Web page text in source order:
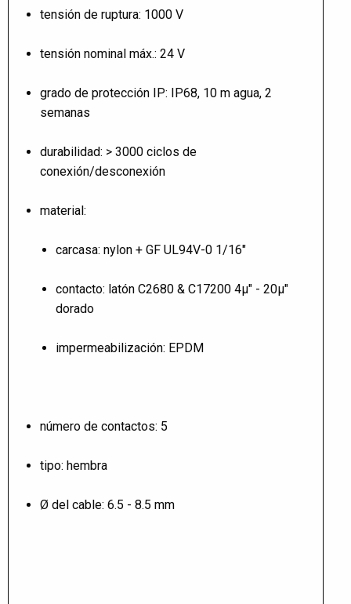
tensión de ruptura: 1000 V
tensión nominal máx.: 24 V
grado de protección IP: IP68, 10 m agua, 2
semanas
durabilidad: > 3000 ciclos de
conexión/desconexión
material:
carcasa: nylon + GF UL94V-0 1/16"
contacto: latón C2680 & C17200 4µ" - 20µ"
dorado
impermeabilización: EPDM
número de contactos: 5
tipo: hembra
Ø del cable: 6.5 - 8.5 mm